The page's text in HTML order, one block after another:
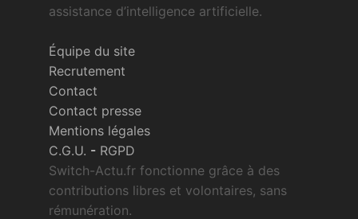
assistance d’intelligence artificielle.
Équipe du site
Recrutement
Contact
Contact presse
Mentions légales
C.G.U. - RGPD
Switch-Actu.fr fonctionne grâce à des
contributions libres et volontaires, sans
rémunération.